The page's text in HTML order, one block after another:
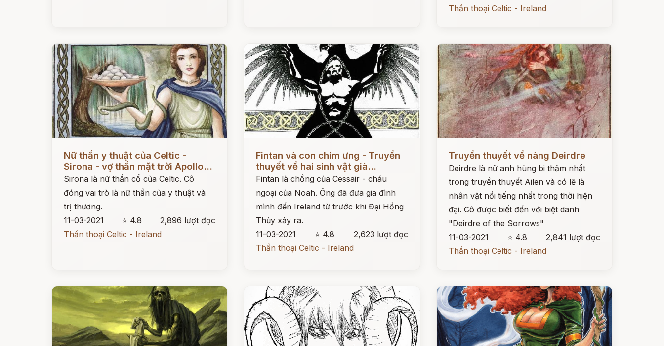
Thần thoại Celtic - Ireland
Nữ thần y thuật của Celtic -
Sirona - vợ thần mặt trời Apollo...
Sirona là nữ thần cổ của Celtic. Cô
đóng vai trò là nữ thần của y thuật và
trị thương.
11-03-2021
⭐ 4.8
2,896 lượt đọc
Thần thoại Celtic - Ireland
Fintan và con chim ưng - Truyền
thuyết về hai sinh vật già...
Fintan là chồng của Cessair - cháu
ngoại của Noah. Ông đã đưa gia đình
mình đến Ireland từ trước khi Đại Hồng
Thủy xảy ra.
11-03-2021
⭐ 4.8
2,623 lượt đọc
Thần thoại Celtic - Ireland
Đọc ngay
Truyền thuyết về nàng Deirdre
Deirdre là nữ anh hùng bi thảm nhất
trong truyền thuyết Ailen và có lẽ là
nhân vật nổi tiếng nhất trong thời hiện
đại. Cô được biết đến với biệt danh
"Deirdre of the Sorrows"
11-03-2021
⭐ 4.8
2,841 lượt đọc
Thần thoại Celtic - Ireland